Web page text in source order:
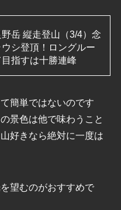
岳 縦走登山（3/4）念
シ登頂！ロングルー
目指すは十勝連峰
簡単ではないのです
景色は他で味わうこと
好きなら絶対に一度は
望むのがおすすめで